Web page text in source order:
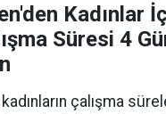
Kadınlar
Süresi 4
çalışma